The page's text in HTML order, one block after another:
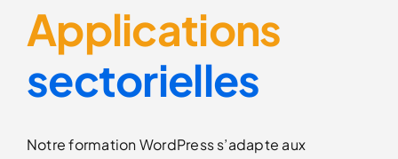
Applications
sectorielles
Notre formation WordPress s’adapte aux